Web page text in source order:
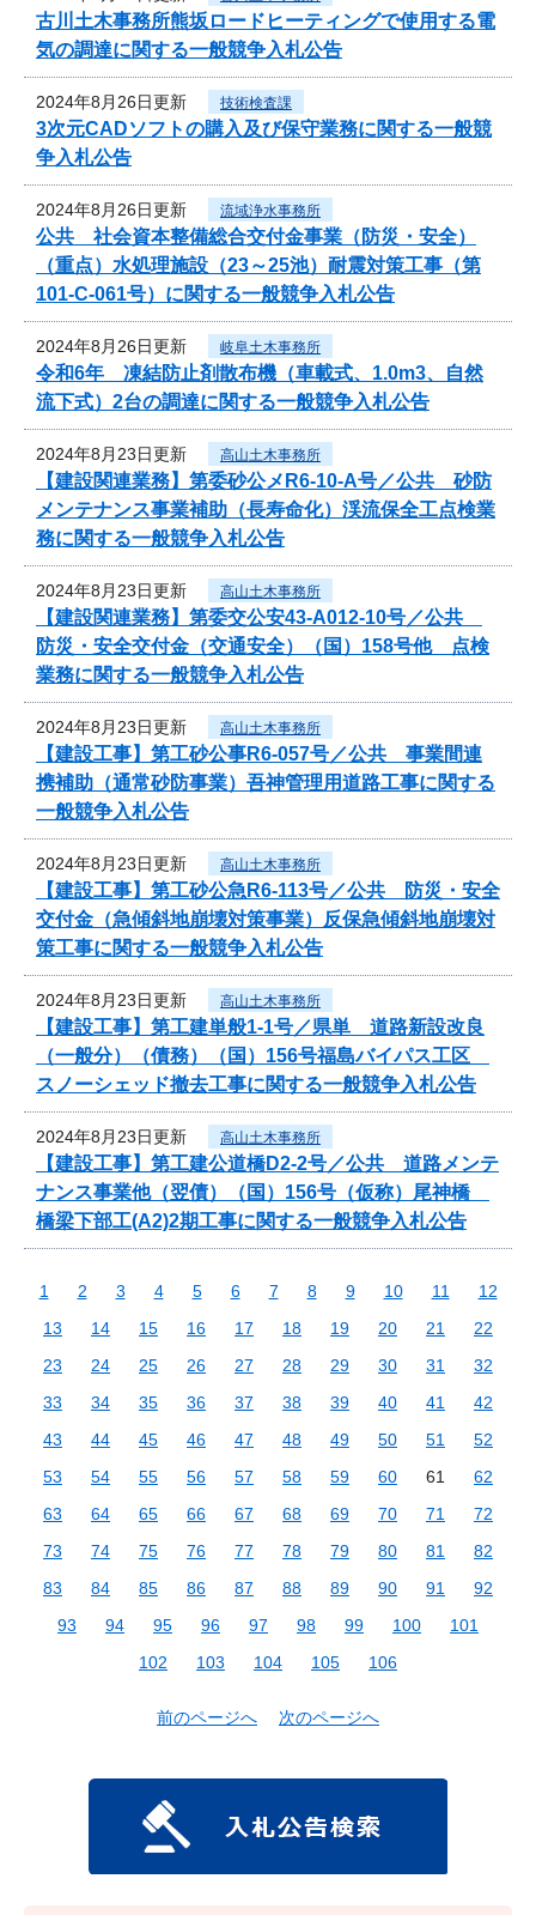
古川土木事務所熊坂ロードヒーティングで使用する電
気の調達に関する一般競争入札公告
2024年8月26日更新 技術検査課
3次元CADソフトの購入及び保守業務に関する一般競
争入札公告
2024年8月26日更新 流域浄水事務所
公共 社会資本整備総合交付金事業（防災・安全）
（重点）水処理施設（23～25池）耐震対策工事（第
101-C-061号）に関する一般競争入札公告
2024年8月26日更新 岐阜土木事務所
令和6年 凍結防止剤散布機（車載式、1.0m3、自然
流下式）2台の調達に関する一般競争入札公告
2024年8月23日更新 高山土木事務所
【建設関連業務】第委砂公メR6-10-A号／公共 砂防
メンテナンス事業補助（長寿命化）渓流保全工点検業
務に関する一般競争入札公告
2024年8月23日更新 高山土木事務所
【建設関連業務】第委交公安43-A012-10号／公共
防災・安全交付金（交通安全）（国）158号他 点検
業務に関する一般競争入札公告
2024年8月23日更新 高山土木事務所
【建設工事】第工砂公事R6-057号／公共 事業間連
携補助（通常砂防事業）吾神管理用道路工事に関する
一般競争入札公告
2024年8月23日更新 高山土木事務所
【建設工事】第工砂公急R6-113号／公共 防災・安全
交付金（急傾斜地崩壊対策事業）反保急傾斜地崩壊対
策工事に関する一般競争入札公告
2024年8月23日更新 高山土木事務所
【建設工事】第工建単般1-1号／県単 道路新設改良
（一般分）（債務）（国）156号福島バイパス工区
スノーシェッド撤去工事に関する一般競争入札公告
2024年8月23日更新 高山土木事務所
【建設工事】第工建公道橋D2-2号／公共 道路メンテ
ナンス事業他（翌債）（国）156号（仮称）尾神橋
橋梁下部工(A2)2期工事に関する一般競争入札公告
1 2 3 4 5 6 7 8 9 10 11
12
13
14 15 16 17 18 19 20 21
22
23
24 25 26 27 28 29 30 31
32
33
34 35 36 37 38 39 40 41
42
43
44 45 46 47 48 49 50 51
52
53
54 55 56 57 58 59 60 61
62
63
64 65 66 67 68 69 70 71
72
73
74 75 76 77 78 79 80 81
82
83
84 85 86 87 88 89 90 91
92
93
94 95 96 97 98 99 100
101
102
103 104 105 106
前のページへ 次のページへ